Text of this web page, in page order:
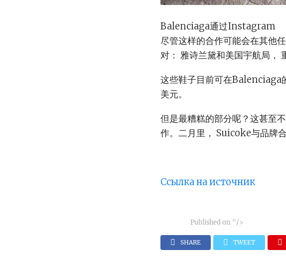
Balenciaga通过Instagram
尽管这样的合作可能会在其他
对： 雅诗兰黛和美国宇航局，
这些鞋子目前可在Balenciaga
美元。
但是最糟糕的部分呢？这甚至
作。二月里， Suicoke与品牌
Ссылка на источник
Published on "/>
SHARE TWEET